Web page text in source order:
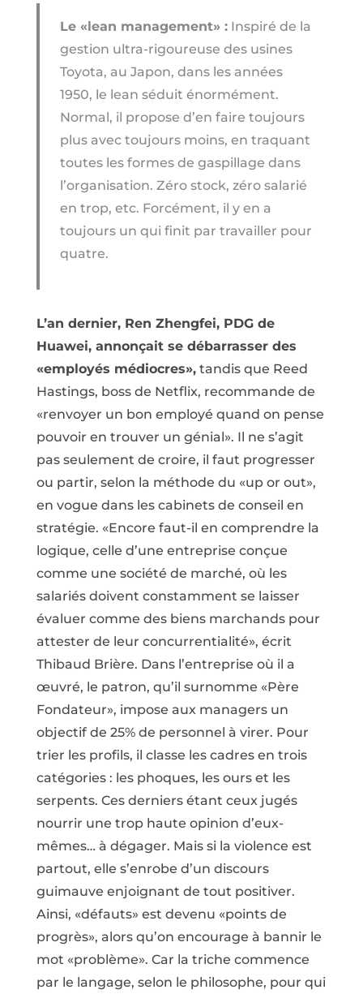
Le «lean management» :Inspiré de la
gestion ultra-rigoureuse des usines
Toyota, au Japon, dans les années
1950, le lean séduit énormément.
Normal, il propose d’en faire toujours
plus avec toujours moins, en traquant
toutes les formes de gaspillage dans
l’organisation. Zéro stock, zéro salarié
en trop, etc. Forcément, il y en a
toujours un qui finit par travailler pour
quatre.
L’an dernier, Ren Zhengfei, PDG de
Huawei, annonçait se débarrasser des
«employés médiocres»,tandis que Reed
Hastings, boss de Netflix, recommande de
«renvoyer un bon employé quand on pense
pouvoir en trouver un génial». Il ne s’agit
pas seulement de croire, il faut progresser
ou partir, selon la méthode du «up or out»,
en vogue dans les cabinets de conseil en
stratégie. «Encore faut-il en comprendre la
logique, celle d’une entreprise conçue
comme une société de marché, où les
salariés doivent constamment se laisser
évaluer comme des biens marchands pour
attester de leur concurrentialité», écrit
Thibaud Brière. Dans l’entreprise où il a
œuvré, le patron, qu’il surnomme «Père
Fondateur», impose aux managers un
objectif de 25% de personnel à virer. Pour
trier les profils, il classe les cadres en trois
catégories : les phoques, les ours et les
serpents. Ces derniers étant ceux jugés
nourrir une trop haute opinion d’eux-
mêmes… à dégager. Mais si la violence est
partout, elle s’enrobe d’un discours
guimauve enjoignant de tout positiver.
Ainsi, «défauts» est devenu «points de
progrès», alors qu’on encourage à bannir le
mot «problème». Car la triche commence
par le langage, selon le philosophe, pour qui